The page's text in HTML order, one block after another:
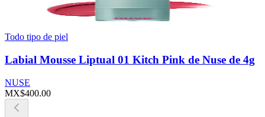
Todo tipo de piel
Labial Mousse Liptual 01 Kitch Pink de Nuse de 4g
NUSE
MX$400.00